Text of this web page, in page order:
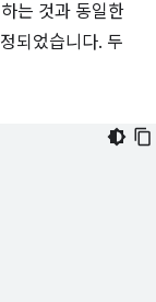
는 것과 동일한
되었습니다. 두